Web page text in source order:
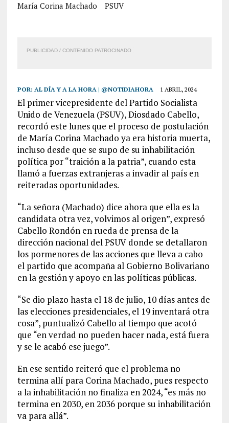
María Corina Machado
PSUV
PUBLICIDAD / CONTENIDO PATROCINADO
POR: AL DÍA Y A LA HORA | @NOTIDIAHORA 1 ABRIL, 2024
El primer vicepresidente del Partido Socialista
Unido de Venezuela (PSUV), Diosdado Cabello,
recordó este lunes que el proceso de postulación
de María Corina Machado ya era historia muerta,
incluso desde que se supo de su inhabilitación
política por “traición a la patria”, cuando esta
llamó a fuerzas extranjeras a invadir al país en
reiteradas oportunidades.
“La señora (Machado) dice ahora que ella es la
candidata otra vez, volvimos al origen”, expresó
Cabello Rondón en rueda de prensa de la
dirección nacional del PSUV donde se detallaron
los pormenores de las acciones que lleva a cabo
el partido que acompaña al Gobierno Bolivariano
en la gestión y apoyo en las políticas públicas.
“Se dio plazo hasta el 18 de julio, 10 días antes de
las elecciones presidenciales, el 19 inventará otra
cosa”, puntualizó Cabello al tiempo que acotó
que “en verdad no pueden hacer nada, está fuera
y se le acabó ese juego”.
En ese sentido reiteró que el problema no
termina allí para Corina Machado, pues respecto
a la inhabilitación no finaliza en 2024, “es más no
termina en 2030, en 2036 porque su inhabilitación
va para allá”.